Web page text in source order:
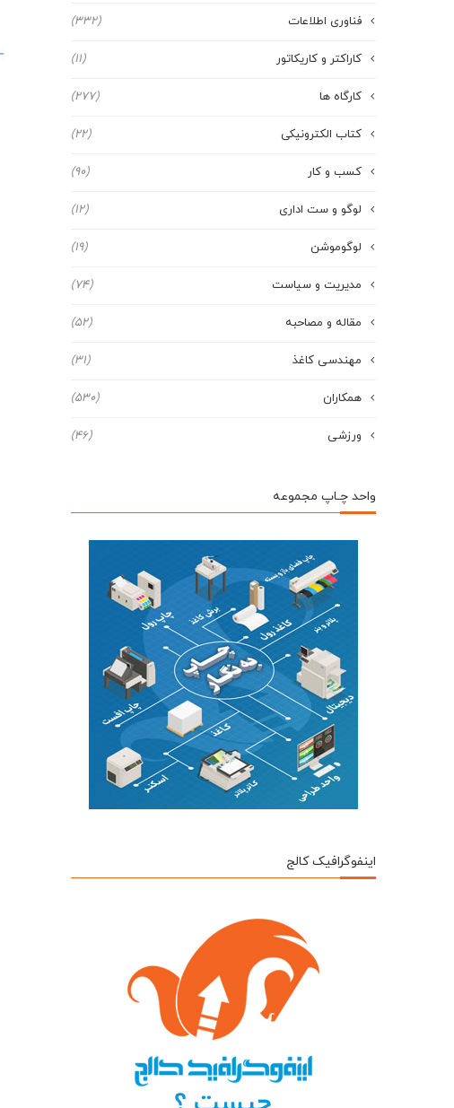
فناوری اطلاعات (332)
کاراکتر و کاریکاتور (11)
کارگاه ها (277)
کتاب الکترونیکی (22)
کسب و کار (90)
لوگو و ست اداری (12)
لوگوموشن (19)
مدیریت و سیاست (74)
مقاله و مصاحبه (52)
مهندسی کاغذ (31)
همکاران (530)
ورزشی (46)
واحد چـاپ مجموعه
اینفوگرافیک کالج